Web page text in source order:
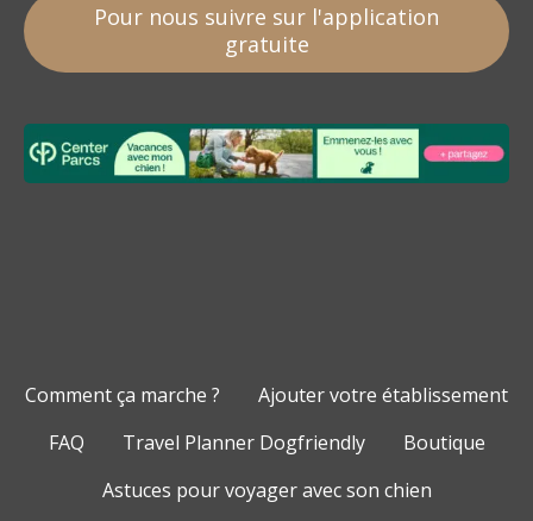
Pour nous suivre sur l'application
gratuite
Comment ça marche ?
Ajouter votre établissement
FAQ
Travel Planner Dogfriendly
Boutique
Astuces pour voyager avec son chien